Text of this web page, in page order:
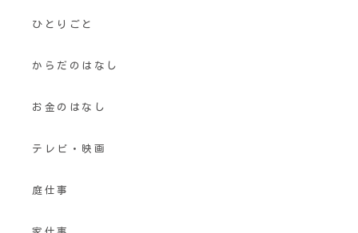
ひとりごと
からだのはなし
お金のはなし
テレビ・映画
庭仕事